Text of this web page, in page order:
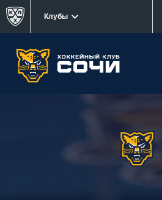
Клубы